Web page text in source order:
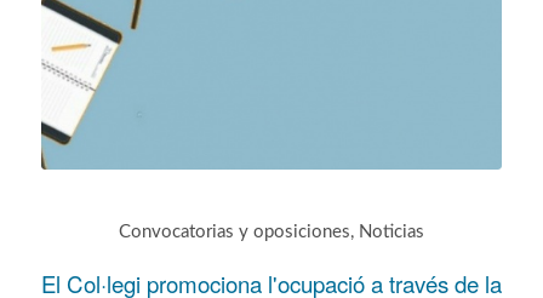
Convocatorias y oposiciones, Noticias
El Col·legi promociona l'ocupació a través de la